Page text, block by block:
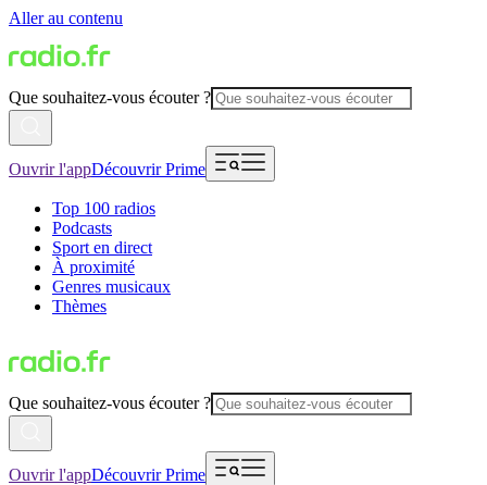
Aller au contenu
Que souhaitez-vous écouter ?
Ouvrir l'appDécouvrir Prime
Top 100 radios
Podcasts
Sport en direct
À proximité
Genres musicaux
Thèmes
Que souhaitez-vous écouter ?
Ouvrir l'appDécouvrir Prime